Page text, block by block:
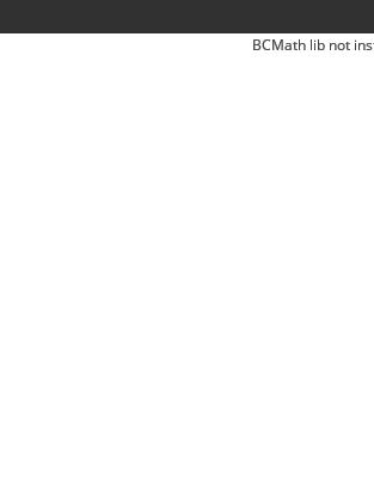
BCMath lib not